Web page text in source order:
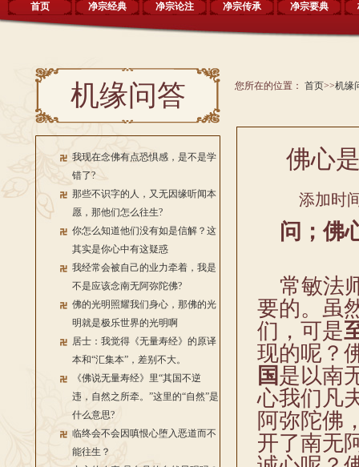
首页 净宗经典 净宗论注 净宗传承 净宗要典
机缘问答
我现在念佛有点恐惧感，是不是学
错了?
那些不识字的人，又无因缘听闻本
愿，那他们怎么往生?
你怎么知道他们没有如是信解？这
其实是你心中有这疑惑
我经常会被自己的业力牵着，我是
不是应该念南无阿弥陀佛?
佛的光明照耀我们身心，那佛的光
明就是极乐世界的光明啊
居士：我觉得《无量寿经》的原译
本和“汇集本”，差别不大。
《佛说无量寿经》里“其国不逆
违，自然之所牵。”这里的“自然”是
什么意思?
临终会不会因嗔恨心堕入恶道而不
能往生？
您所在的位置： 首页>>机缘
佛心
添加时
问；佛
常敏法
要的。虽
们，可是
现的呢？
国是以南
心我们凡
阿弥陀佛
开了南无